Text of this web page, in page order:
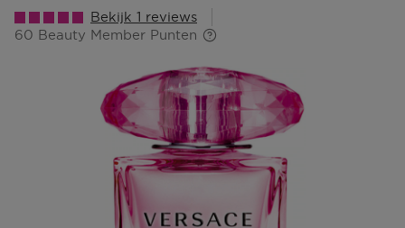
Bekijk 1 reviews
60 Beauty Member Punten